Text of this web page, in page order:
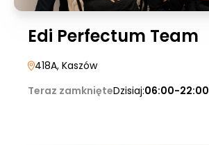
Edi Perfectum Team
418A, Kaszów
Teraz zamknięteDzisiaj:06:00-22:00